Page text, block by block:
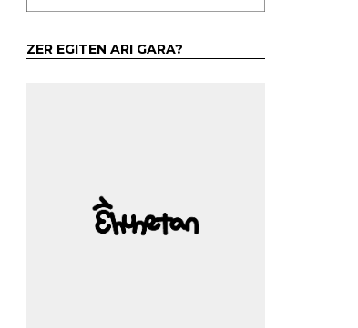
ZER EGITEN ARI GARA?